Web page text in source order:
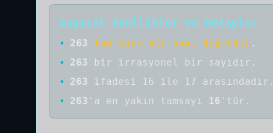
Sayısal Özellikler ve Detaylar
• 263 tam kare bir sayı değildir .
•
263 bir irrasyonel bir sayıdır .
•
263
ifadesi 16 ile 17 arasındadır.
•
263 'a en yakın tamsayı 16 'tür.